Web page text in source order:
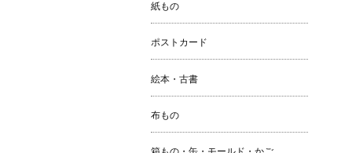
紙もの
ポストカード
絵本・古書
布もの